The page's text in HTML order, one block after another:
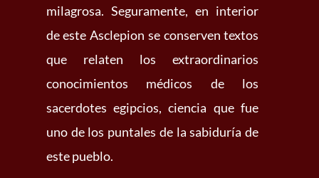
milagrosa. Seguramente, en interior
de este Asclepion se conserven textos
que relaten los extraordinarios
conocimientos médicos de los
sacerdotes egipcios, ciencia que fue
uno de los puntales de la sabiduría de
este pueblo.